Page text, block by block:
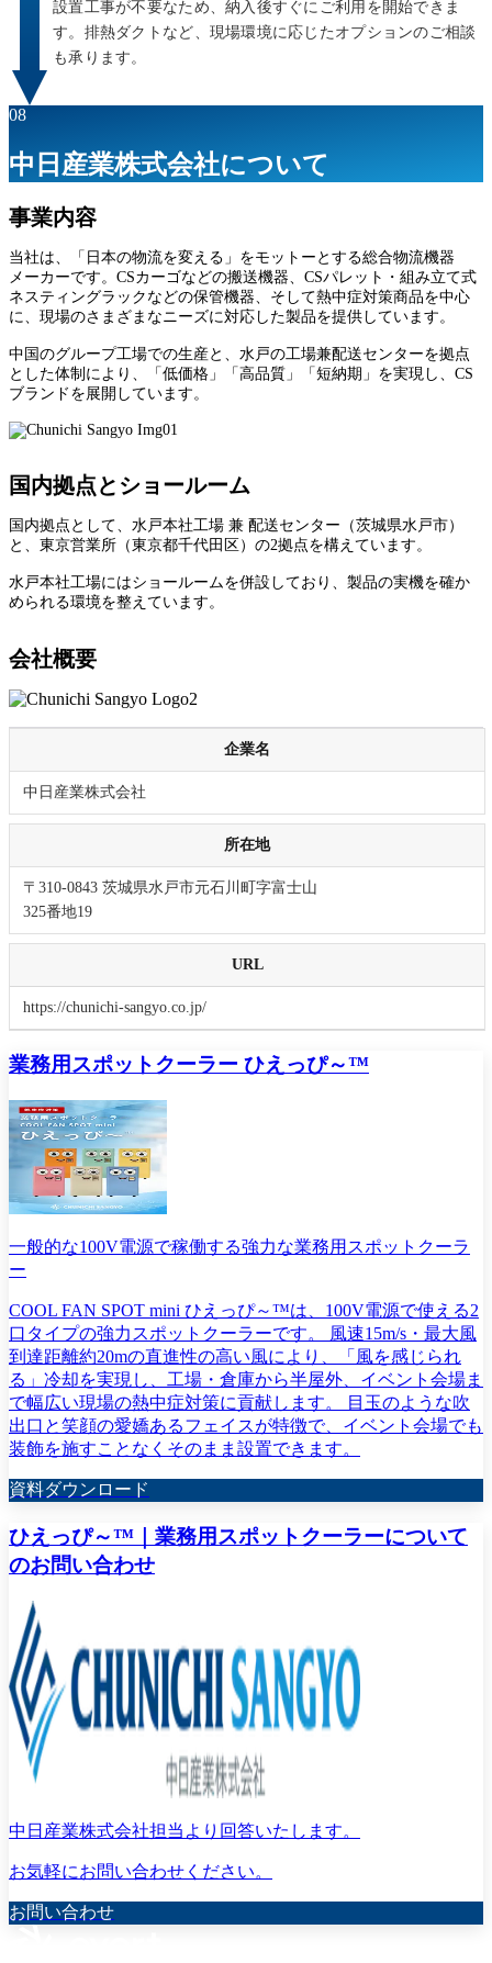
設置工事が不要なため、納入後すぐにご利用を開始できま
す。排熱ダクトなど、現場環境に応じたオプションのご相談
も承ります。
08
中日産業株式会社について
事業内容
当社は、「日本の物流を変える」をモットーとする総合物流機器
メーカーです。CSカーゴなどの搬送機器、CSパレット・組み立て式
ネスティングラックなどの保管機器、そして熱中症対策商品を中心
に、現場のさまざまなニーズに対応した製品を提供しています。
中国のグループ工場での生産と、水戸の工場兼配送センターを拠点
とした体制により、「低価格」「高品質」「短納期」を実現し、CS
ブランドを展開しています。
国内拠点とショールーム
国内拠点として、水戸本社工場 兼 配送センター（茨城県水戸市）
と、東京営業所（東京都千代田区）の2拠点を構えています。
水戸本社工場にはショールームを併設しており、製品の実機を確か
められる環境を整えています。
会社概要
企業名
中日産業株式会社
所在地
〒310-0843 茨城県水戸市元石川町字富士山
325番地19
URL
https://chunichi-sangyo.co.jp/
業務用スポットクーラー ひえっぴ～™
一般的な100V電源で稼働する強力な業務用スポットクーラ
ー
COOL FAN SPOT mini ひえっぴ～™は、100V電源で使える2
口タイプの強力スポットクーラーです。 風速15m/s・最大風
到達距離約20mの直進性の高い風により、「風を感じられ
る」冷却を実現し、工場・倉庫から半屋外、イベント会場ま
で幅広い現場の熱中症対策に貢献します。 目玉のような吹
出口と笑顔の愛嬌あるフェイスが特徴で、イベント会場でも
装飾を施すことなくそのまま設置できます。
資料ダウンロード
ひえっぴ～™｜業務用スポットクーラーについて
のお問い合わせ
中日産業株式会社担当より回答いたします。
お気軽にお問い合わせください。
お問い合わせ